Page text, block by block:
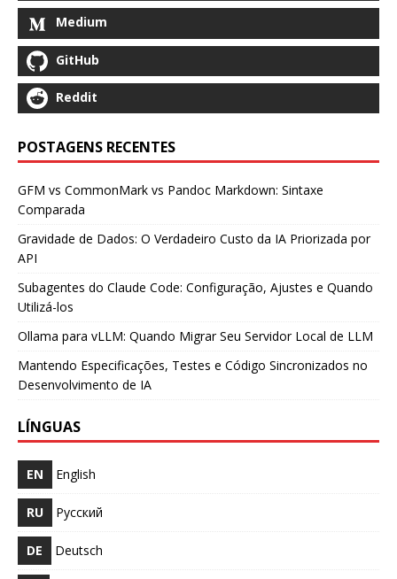
Medium
GitHub
Reddit
POSTAGENS RECENTES
GFM vs CommonMark vs Pandoc Markdown: Sintaxe
Comparada
Gravidade de Dados: O Verdadeiro Custo da IA Priorizada por
API
Subagentes do Claude Code: Configuração, Ajustes e Quando
Utilizá-los
Ollama para vLLM: Quando Migrar Seu Servidor Local de LLM
Mantendo Especificações, Testes e Código Sincronizados no
Desenvolvimento de IA
LÍNGUAS
EN English
RU Русский
DE Deutsch